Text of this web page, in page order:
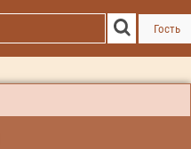
Гость